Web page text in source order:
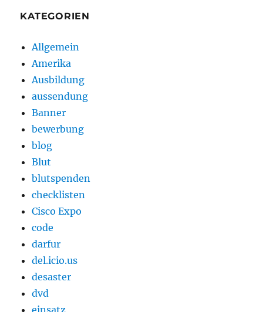
KATEGORIEN
Allgemein
Amerika
Ausbildung
aussendung
Banner
bewerbung
blog
Blut
blutspenden
checklisten
Cisco Expo
code
darfur
del.icio.us
desaster
dvd